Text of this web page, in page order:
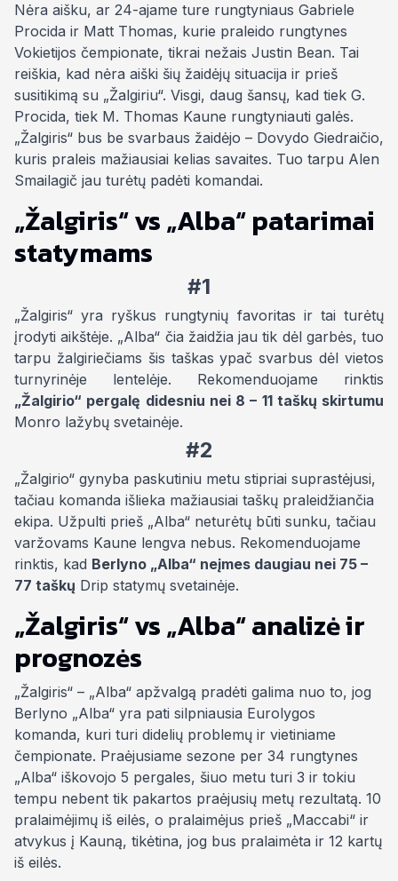
Nėra aišku, ar 24-ajame ture rungtyniaus Gabriele
Procida ir Matt Thomas, kurie praleido rungtynes
Vokietijos čempionate, tikrai nežais Justin Bean. Tai
reiškia, kad nėra aiški šių žaidėjų situacija ir prieš
susitikimą su „Žalgiriu“. Visgi, daug šansų, kad tiek G.
Procida, tiek M. Thomas Kaune rungtyniauti galės.
„Žalgiris“ bus be svarbaus žaidėjo – Dovydo Giedraičio,
kuris praleis mažiausiai kelias savaites. Tuo tarpu Alen
Smailagič jau turėtų padėti komandai.
„Žalgiris“ vs „Alba“ patarimai
statymams
#1
„Žalgiris“ yra ryškus rungtynių favoritas ir tai turėtų
įrodyti aikštėje. „Alba“ čia žaidžia jau tik dėl garbės, tuo
tarpu žalgiriečiams šis taškas ypač svarbus dėl vietos
turnyrinėje lentelėje. Rekomenduojame rinktis
„Žalgirio“ pergalę didesniu nei 8 – 11 taškų skirtumu
Monro lažybų svetainėje.
#2
„Žalgirio“ gynyba paskutiniu metu stipriai suprastėjusi,
tačiau komanda išlieka mažiausiai taškų praleidžiančia
ekipa. Užpulti prieš „Alba“ neturėtų būti sunku, tačiau
varžovams Kaune lengva nebus. Rekomenduojame
rinktis, kad Berlyno „Alba“ neįmes daugiau nei 75 –
77 taškų Drip statymų svetainėje.
„Žalgiris“ vs „Alba“ analizė ir
prognozės
„Žalgiris“ – „Alba“ apžvalgą pradėti galima nuo to, jog
Berlyno „Alba“ yra pati silpniausia Eurolygos
komanda, kuri turi didelių problemų ir vietiniame
čempionate. Praėjusiame sezone per 34 rungtynes
„Alba“ iškovojo 5 pergales, šiuo metu turi 3 ir tokiu
tempu nebent tik pakartos praėjusių metų rezultatą. 10
pralaimėjimų iš eilės, o pralaimėjus prieš „Maccabi“ ir
atvykus į Kauną, tikėtina, jog bus pralaimėta ir 12 kartų
iš eilės.